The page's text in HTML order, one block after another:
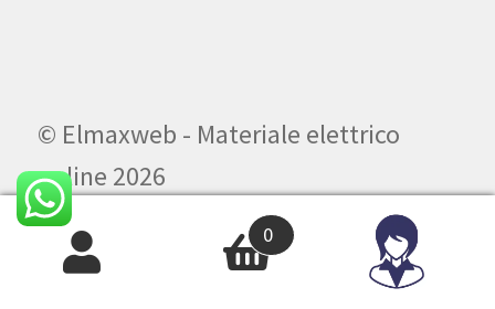
© Elmaxweb - Materiale elettrico
online 2026
.
0